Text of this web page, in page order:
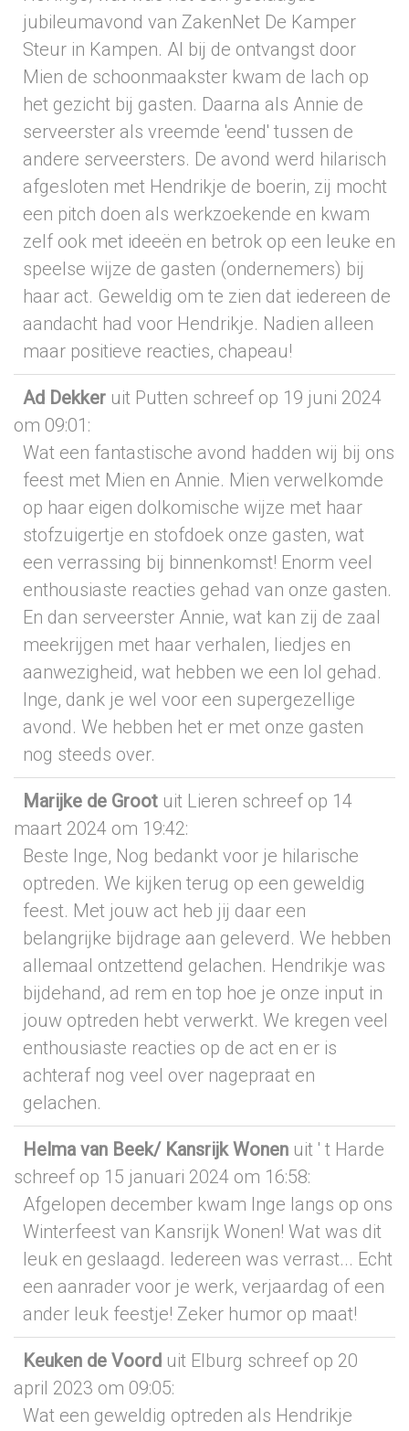
jubileumavond van ZakenNet De Kamper
Steur in Kampen. Al bij de ontvangst door
Mien de schoonmaakster kwam de lach op
het gezicht bij gasten. Daarna als Annie de
serveerster als vreemde 'eend' tussen de
andere serveersters. De avond werd hilarisch
afgesloten met Hendrikje de boerin, zij mocht
een pitch doen als werkzoekende en kwam
zelf ook met ideeën en betrok op een leuke en
speelse wijze de gasten (ondernemers) bij
haar act. Geweldig om te zien dat iedereen de
aandacht had voor Hendrikje. Nadien alleen
maar positieve reacties, chapeau!
Ad Dekker uit Putten schreef op 19 juni 2024
om 09:01 :
Wat een fantastische avond hadden wij bij ons
feest met Mien en Annie. Mien verwelkomde
op haar eigen dolkomische wijze met haar
stofzuigertje en stofdoek onze gasten, wat
een verrassing bij binnenkomst! Enorm veel
enthousiaste reacties gehad van onze gasten.
En dan serveerster Annie, wat kan zij de zaal
meekrijgen met haar verhalen, liedjes en
aanwezigheid, wat hebben we een lol gehad.
Inge, dank je wel voor een supergezellige
avond. We hebben het er met onze gasten
nog steeds over.
Marijke de Groot uit Lieren schreef op 14
maart 2024 om 19:42:
Beste Inge, Nog bedankt voor je hilarische
optreden. We kijken terug op een geweldig
feest. Met jouw act heb jij daar een
belangrijke bijdrage aan geleverd. We hebben
allemaal ontzettend gelachen. Hendrikje was
bijdehand, ad rem en top hoe je onze input in
jouw optreden hebt verwerkt. We kregen veel
enthousiaste reacties op de act en er is
achteraf nog veel over nagepraat en
gelachen.
Helma van Beek/ Kansrijk Wonen uit ' t Harde
schreef op 15 januari 2024 om 16:58:
Afgelopen december kwam Inge langs op ons
Winterfeest van Kansrijk Wonen! Wat was dit
leuk en geslaagd. Iedereen was verrast... Echt
een aanrader voor je werk, verjaardag of een
ander leuk feestje! Zeker humor op maat!
Keuken de Voord uit Elburg schreef op 20
april 2023 om 09:05:
Wat een geweldig optreden als Hendrikje